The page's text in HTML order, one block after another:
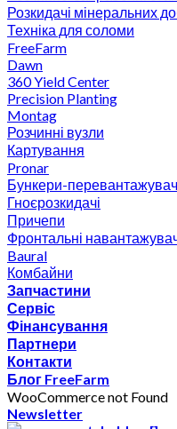
Розкидачі мінеральних
Техніка для соломи
FreeFarm
Dawn
360 Yield Center
Precision Planting
Montag
Розчинні вузли
Картування
Pronar
Бункери-
Гноєрозкидачі
Причепи
Фронтальні
Baural
Комбайни
Запчастини
Сервіс
Фінансування
Партнери
Контакти
Блог FreeFarm
WooCommerce not Found
Newsletter